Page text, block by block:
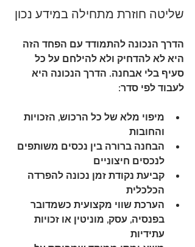
שליטה חוזרת מתחילה במידע נכון
הדרך הנכונה להתמודד עם הפחד הזה
היא לא להדחיק ולא להילחם על כל
סעיף בלי אבחנה. הדרך הנכונה היא
לעבוד לפי סדר:
מיפוי מלא של כל הרכוש, הזכויות
והחובות
הבחנה ברורה בין נכסים משותפים
לנכסים חיצוניים
קביעת נקודת זמן נכונה להפרדה
הכלכלית
הערכת שווי מקצועית כשמדובר
בפנסיה, עסק, מוניטין או זכויות
עתידיות